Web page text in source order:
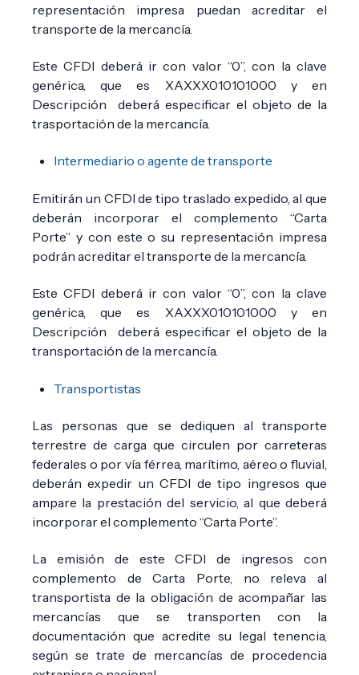
representación impresa puedan acreditar el
transporte de la mercancía.
Este CFDI deberá ir con valor “0”, con la clave
genérica, que es XAXXX010101000 y en
Descripción deberá especificar el objeto de la
trasportación de la mercancía.
Intermediario o agente de transporte
Emitirán un CFDI de tipo traslado expedido, al que
deberán incorporar el complemento “Carta
Porte” y con este o su representación impresa
podrán acreditar el transporte de la mercancía.
Este CFDI deberá ir con valor “0”, con la clave
genérica, que es XAXXX010101000 y en
Descripción deberá especificar el objeto de la
transportación de la mercancía.
Transportistas
Las personas que se dediquen al transporte
terrestre de carga que circulen por carreteras
federales o por vía férrea, marítimo, aéreo o fluvial,
deberán expedir un CFDI de tipo ingresos que
ampare la prestación del servicio, al que deberá
incorporar el complemento “Carta Porte”.
La emisión de este CFDI de ingresos con
complemento de Carta Porte, no releva al
transportista de la obligación de acompañar las
mercancías que se transporten con la
documentación que acredite su legal tenencia,
según se trate de mercancías de procedencia